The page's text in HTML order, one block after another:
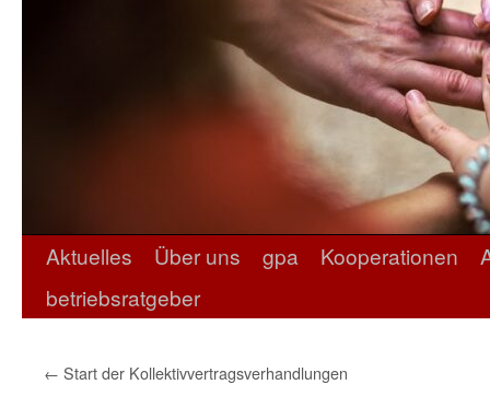
Aktuelles Über uns gpa Kooperationen
betriebsratgeber
← Start der Kollektivvertragsverhandlungen